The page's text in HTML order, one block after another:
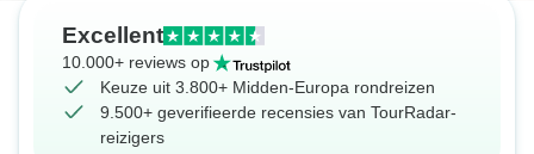
Excellent
10.000+ reviews op
Keuze uit 3.800+ Midden-Europa rondreizen
9.500+ geverifieerde recensies van TourRadar-
reizigers